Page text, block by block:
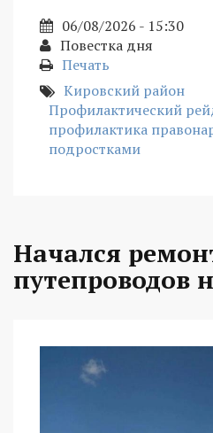
06/08/2026 - 15:30
Повестка дня
Печать
Кировский район
Профилактический
профилактика
подростками
Начался
путепроводов